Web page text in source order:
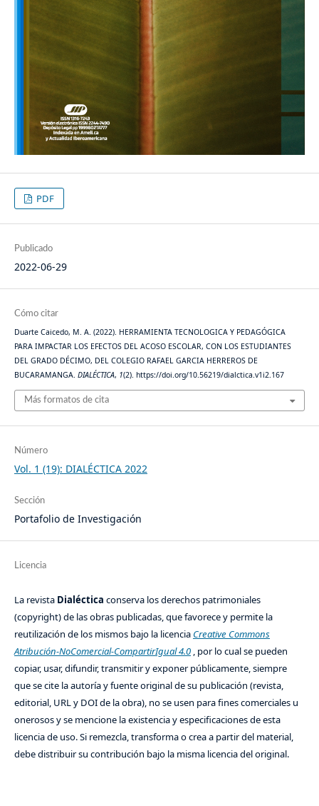
PDF
Publicado
2022-06-29
Cómo citar
Duarte Caicedo, M. A. (2022). HERRAMIENTA TECNOLOGICA Y PEDAGÓGICA
PARA IMPACTAR LOS EFECTOS DEL ACOSO ESCOLAR, CON LOS ESTUDIANTES
DEL GRADO DÉCIMO, DEL COLEGIO RAFAEL GARCIA HERREROS DE
BUCARAMANGA. DIALÉCTICA, 1(2). https://doi.org/10.56219/dialctica.v1i2.167
Más formatos de cita
Número
Vol. 1 (19): DIALÉCTICA 2022
Sección
Portafolio de Investigación
Licencia
La revista Dialéctica conserva los derechos patrimoniales
(copyright) de las obras publicadas, que favorece y permite la
reutilización de los mismos bajo la licencia Creative Commons
Atribución-NoComercial-CompartirIgual 4.0, por lo cual se pueden
copiar, usar, difundir, transmitir y exponer públicamente, siempre
que se cite la autoría y fuente original de su publicación (revista,
editorial, URL y DOI de la obra), no se usen para fines comerciales u
onerosos y se mencione la existencia y especificaciones de esta
licencia de uso. Si remezcla, transforma o crea a partir del material,
debe distribuir su contribución bajo la misma licencia del original.